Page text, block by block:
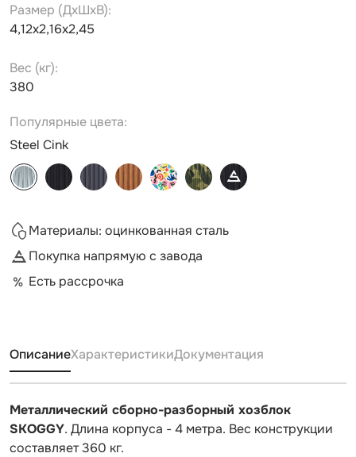
Размер (ДxШxВ):
4,12х2,16х2,45
Вес (кг):
380
Популярные цвета:
Steel Cink
Материалы: оцинкованная сталь
Покупка напрямую с завода
Есть рассрочка
ОписаниеХарактеристикиДокументация
Металлический сборно-разборный хозблок
SKOGGY. Длина корпуса - 4 метра. Вес конструкции
составляет 360 кг.